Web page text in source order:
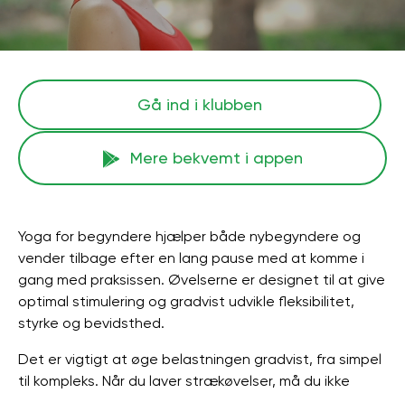
Gå ind i klubben
Mere bekvemt i appen
Yoga for begyndere hjælper både nybegyndere og
vender tilbage efter en lang pause med at komme i
gang med praksissen. Øvelserne er designet til at give
optimal stimulering og gradvist udvikle fleksibilitet,
styrke og bevidsthed.
Det er vigtigt at øge belastningen gradvist, fra simpel
til kompleks. Når du laver strækøvelser, må du ikke